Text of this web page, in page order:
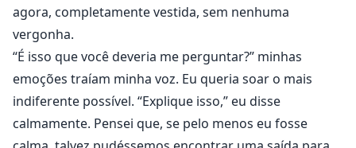
agora, completamente vestida, sem nenhuma
vergonha.
“É isso que você deveria me perguntar?” minhas
emoções traíam minha voz. Eu queria soar o mais
indiferente possível. “Explique isso,” eu disse
calmamente. Pensei que, se pelo menos eu fosse